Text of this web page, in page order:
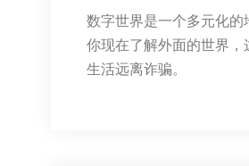
数字世界是一个多元化的
你现在了解外面的世界
生活远离诈骗。